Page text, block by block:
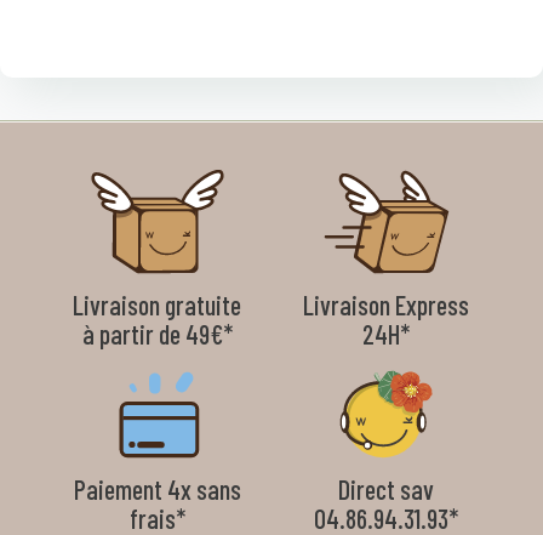
Livraison gratuite
à partir de 49€*
Livraison Express
24H*
Paiement 4x sans
frais*
Direct sav
04.86.94.31.93*